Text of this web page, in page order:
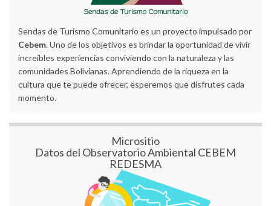
Sendas de Turismo Comunitario es un proyecto impulsado por
Cebem. Uno de los objetivos es brindar la oportunidad de vivir
increíbles experiencias conviviendo con la naturaleza y las
comunidades Bolivianas. Aprendiendo de la riqueza en la
cultura que te puede ofrecer, esperemos que disfrutes cada
momento.
Micrositio
Datos del Observatorio Ambiental CEBEM
REDESMA